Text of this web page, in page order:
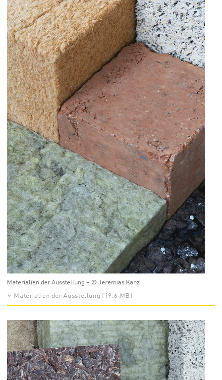
Materialien der Ausstellung – © Jeremias Kanz
Materialien der Ausstellung (19.6 MB)